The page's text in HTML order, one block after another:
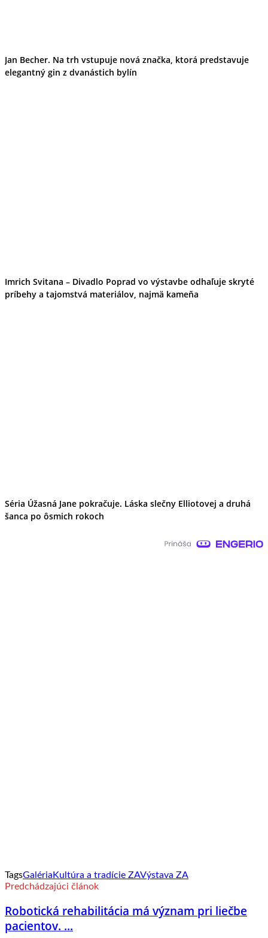
Jan Becher. Na trh vstupuje nová značka, ktorá predstavuje
elegantný gin z dvanástich bylín
Imrich Svitana – Divadlo Poprad vo výstavbe odhaľuje skryté
príbehy a tajomstvá materiálov, najmä kameňa
Séria Úžasná Jane pokračuje. Láska slečny Elliotovej a druhá
šanca po ôsmich rokoch
TagsGaléria Kultúra a tradície ZAVýstava ZA
Predchádzajúci článok
Robotická rehabilitácia má význam pri liečbe
pacientov. ...